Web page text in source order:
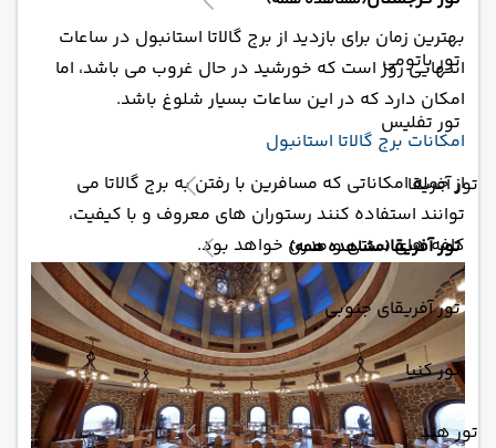
تور باتومی
تور تفلیس
تور آفریقا
تور آفریقا(مشاهده همه)
تور آفریقای جنوبی
تور کنیا
تور هند
بهترین زمان برای بازدید از برج گالاتا استانبول در ساعات
انتهایی روز است که خورشید در حال غروب می باشد، اما
امکان دارد که در این ساعات بسیار شلوغ باشد.
امکانات برج گالاتا استانبول
از جمله امکاناتی که مسافرین با رفتن به برج گالاتا می
توانند استفاده کنند رستوران های معروف و با کیفیت،
کافه های سنتی و مدرن خواهد بود.